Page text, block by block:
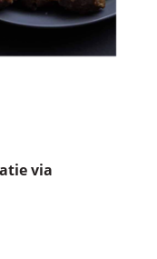
via